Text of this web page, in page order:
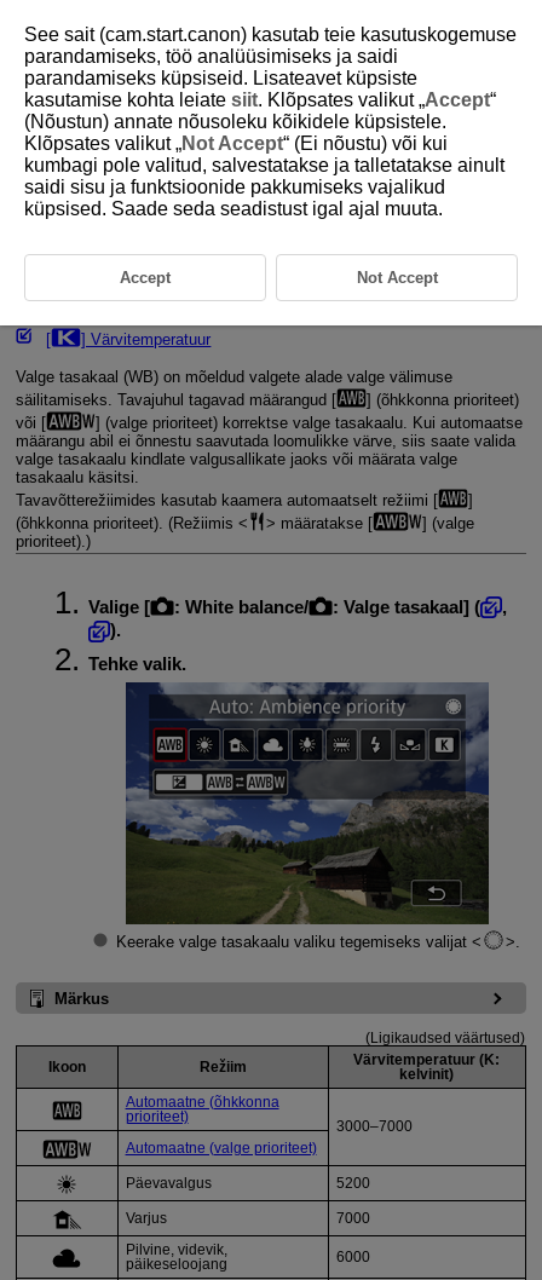
D292-069
Valge tasakaal
Valge tasakaal
[ ] Automaatne valge tasakaal
[ ] Mõõdetud valge tasakaal
[ ] Värvitemperatuur
Valge tasakaal (WB) on mõeldud valgete alade valge välimuse
säilitamiseks. Tavajuhul tagavad määrangud [
] (õhkkonna prioriteet)
või [
] (valge prioriteet) korrektse valge tasakaalu. Kui automaatse
määrangu abil ei õnnestu saavutada loomulikke värve, siis saate valida
valge tasakaalu kindlate valgusallikate jaoks või määrata valge
tasakaalu käsitsi.
Tavavõtterežiimides kasutab kaamera automaatselt režiimi [
]
(õhkkonna prioriteet). (Režiimis
määratakse [
] (valge
prioriteet).)
Valige [ : White balance/ : Valge tasakaal] (
,
).
Tehke valik.
Keerake valge tasakaalu valiku tegemiseks valijat .
Märkus
(Ligikaudsed väärtused)
Ikoon
Režiim
Värvitemperatuur (K:
kelvinit)
Automaatne (õhkkonna
prioriteet)
3000–7000
Automaatne (valge prioriteet)
Päevavalgus 5200
Varjus 7000
Pilvine , videvik,
päikeseloojang
6000
See sait (cam.start.canon) kasutab teie kasutuskogemuse
parandamiseks, töö analüüsimiseks ja saidi
parandamiseks küpsiseid. Lisateavet küpsiste
kasutamise kohta leiate siit. Klõpsates valikut „Accept“
(Nõustun) annate nõusoleku kõikidele küpsistele.
Klõpsates valikut „Not Accept“ (Ei nõustu) või kui
kumbagi pole valitud, salvestatakse ja talletatakse ainult
saidi sisu ja funktsioonide pakkumiseks vajalikud
küpsised. Saade seda seadistust igal ajal muuta.
Accept Not Accept